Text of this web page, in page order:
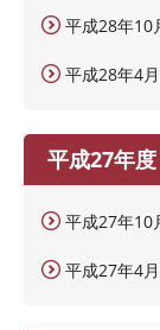
平成28年10
平成28年4
平成27年度
平成27年10
平成27年4